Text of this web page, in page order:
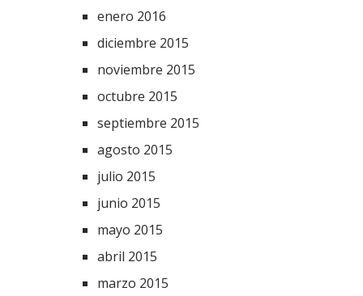
enero 2016
diciembre 2015
noviembre 2015
octubre 2015
septiembre 2015
agosto 2015
julio 2015
junio 2015
mayo 2015
abril 2015
marzo 2015